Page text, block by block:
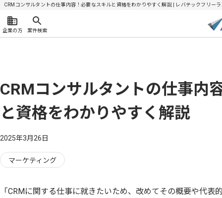
CRMコンサルタントの仕事内容！必要なスキルと資格をわかりやすく解説 | レバテックフリー
企業の方 案件検索
CRMコンサルタントの仕事内
と資格をわかりやすく解説
2025年3月26日
マーケティング
「CRMに関する仕事に就きたいため、改めてその概要や代表